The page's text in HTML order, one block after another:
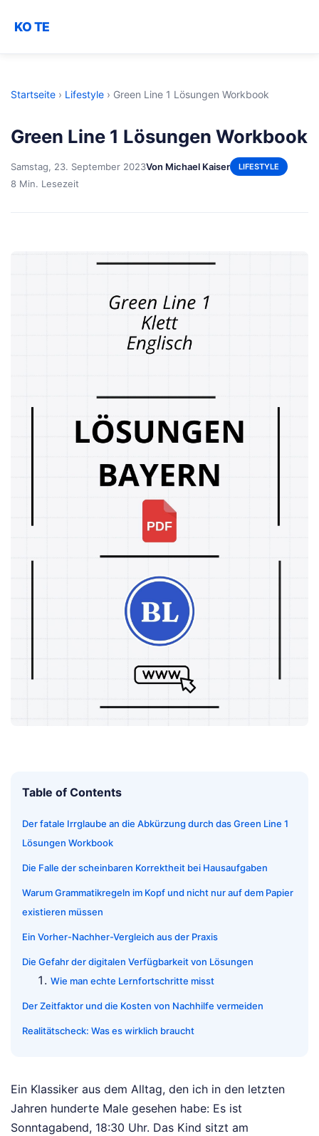
KO TE
Startseite › Lifestyle › Green Line 1 Lösungen Workbook
Green Line 1 Lösungen Workbook
Samstag, 23. September 2023Von Michael Kaiser LIFESTYLE
8 Min. Lesezeit
Table of Contents
Der fatale Irrglaube an die Abkürzung durch das Green Line 1
Lösungen Workbook
Die Falle der scheinbaren Korrektheit bei Hausaufgaben
Warum Grammatikregeln im Kopf und nicht nur auf dem Papier
existieren müssen
Ein Vorher-Nachher-Vergleich aus der Praxis
Die Gefahr der digitalen Verfügbarkeit von Lösungen
Wie man echte Lernfortschritte misst
Der Zeitfaktor und die Kosten von Nachhilfe vermeiden
Realitätscheck: Was es wirklich braucht
Ein Klassiker aus dem Alltag, den ich in den letzten
Jahren hunderte Male gesehen habe: Es ist
Sonntagabend, 18:30 Uhr. Das Kind sitzt am